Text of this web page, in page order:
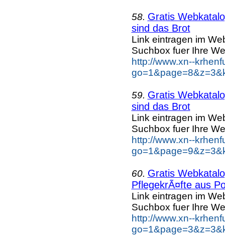
58. Gratis
sind das Brot
Link eintragen im
Suchbox fuer Ihre
http://www.xn--
59. Gratis
sind das Brot
Link eintragen im
Suchbox fuer Ihre
http://www.xn--
60. Gratis
PflegekrÃ¤fte aus
Link eintragen im
Suchbox fuer Ihre
http://www.xn--